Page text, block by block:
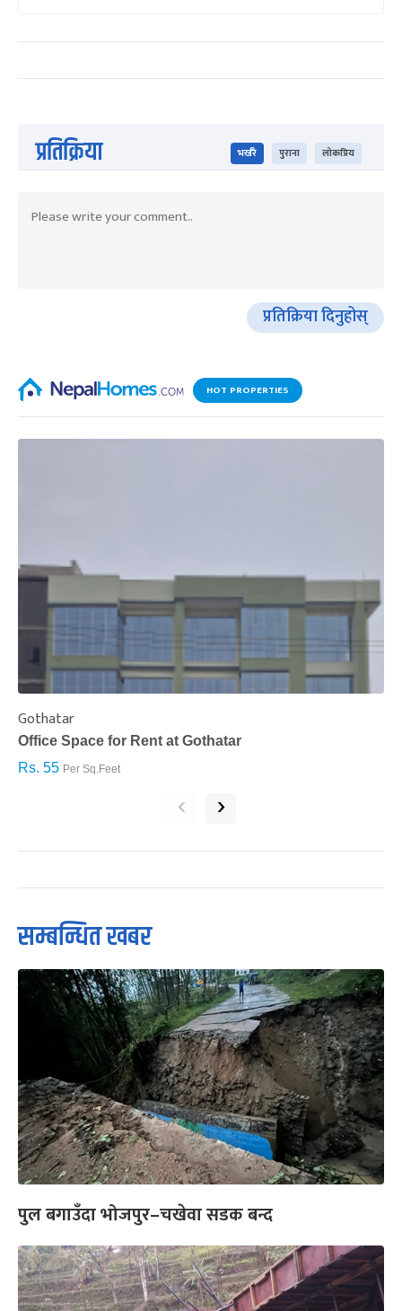
प्रतिक्रिया भर्खरै पुराना लोकप्रिय
प्रतिक्रिया दिनुहोस्
HOT PROPERTIES
Gothatar
Office Space for Rent at Gothatar
Rs. 55 Per Sq.Feet
‹ ›
सम्बन्धित खबर
पुल बगाउँदा भोजपुर–चखेवा सडक बन्द